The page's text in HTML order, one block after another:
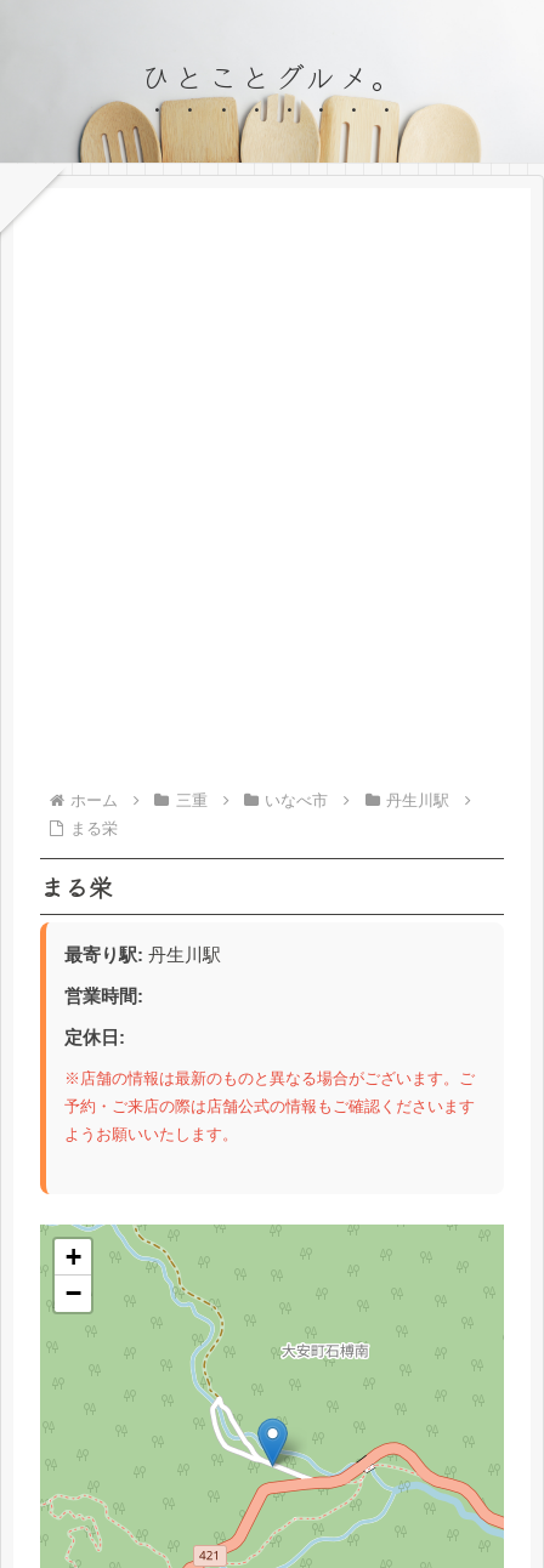
ひとことグルメ。
ホーム 三重 いなべ市
丹生川駅
まる栄
まる栄
最寄り駅: 丹生川駅
営業時間:
定休日:
※店舗の情報は最新のものと異なる場合がございます。ご
予約・ご来店の際は店舗公式の情報もご確認くださいます
ようお願いいたします。
+
−